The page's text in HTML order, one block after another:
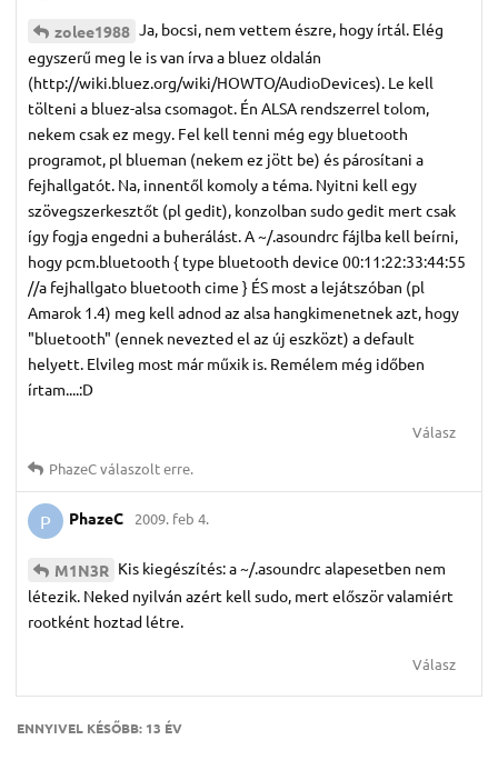
zolee1988 Ja, bocsi, nem vettem észre, hogy írtál. Elég
egyszerű meg le is van írva a bluez oldalán
(http://wiki.bluez.org/wiki/HOWTO/AudioDevices). Le kell
tölteni a bluez-alsa csomagot. Én ALSA rendszerrel tolom,
nekem csak ez megy. Fel kell tenni még egy bluetooth
programot, pl blueman (nekem ez jött be) és párosítani a
fejhallgatót. Na, innentől komoly a téma. Nyitni kell egy
szövegszerkesztőt (pl gedit), konzolban sudo gedit mert csak
így fogja engedni a buherálást. A ~/.asoundrc fájlba kell beírni,
hogy pcm.bluetooth { type bluetooth device 00:11:22:33:44:55
//a fejhallgato bluetooth cime } ÉS most a lejátszóban (pl
Amarok 1.4) meg kell adnod az alsa hangkimenetnek azt, hogy
"bluetooth" (ennek nevezted el az új eszközt) a default
helyett. Elvileg most már műxik is. Remélem még időben
írtam....:D
Válasz
PhazeCválaszolt erre.
P PhazeC 2009. feb 4.
M1N3R Kis kiegészítés: a ~/.asoundrc alapesetben nem
létezik. Neked nyilván azért kell sudo, mert először valamiért
rootként hoztad létre.
Válasz
ENNYIVEL KÉSŐBB: 13 ÉV